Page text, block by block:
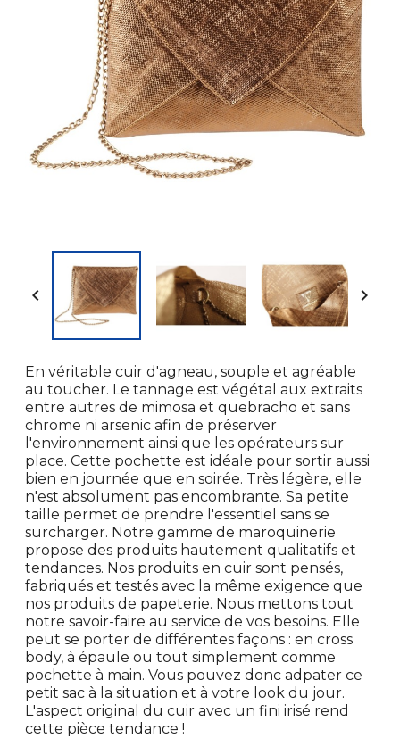
 
En véritable cuir d'agneau, souple et agréable
au toucher. Le tannage est végétal aux extraits
entre autres de mimosa et quebracho et sans
chrome ni arsenic afin de préserver
l'environnement ainsi que les opérateurs sur
place. Cette pochette est idéale pour sortir aussi
bien en journée que en soirée. Très légère, elle
n'est absolument pas encombrante. Sa petite
taille permet de prendre l'essentiel sans se
surcharger. Notre gamme de maroquinerie
propose des produits hautement qualitatifs et
tendances. Nos produits en cuir sont pensés,
fabriqués et testés avec la même exigence que
nos produits de papeterie. Nous mettons tout
notre savoir-faire au service de vos besoins. Elle
peut se porter de différentes façons : en cross
body, à épaule ou tout simplement comme
pochette à main. Vous pouvez donc adpater ce
petit sac à la situation et à votre look du jour.
L'aspect original du cuir avec un fini irisé rend
cette pièce tendance !